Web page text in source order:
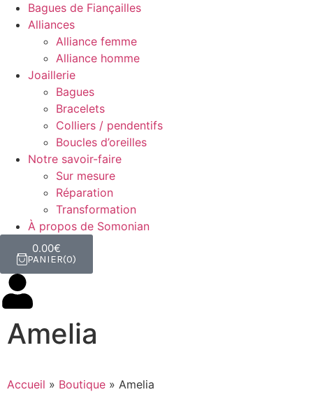
Bagues de Fiançailles
Alliances
Alliance femme
Alliance homme
Joaillerie
Bagues
Bracelets
Colliers / pendentifs
Boucles d’oreilles
Notre savoir-faire
Sur mesure
Réparation
Transformation
À propos de Somonian
0.00€
0
PANIER
Amelia
Accueil » Boutique » Amelia